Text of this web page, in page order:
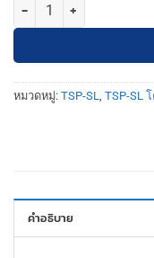
หมวดหมู่: TSP-SL, TSP-SL
คำอธิบาย